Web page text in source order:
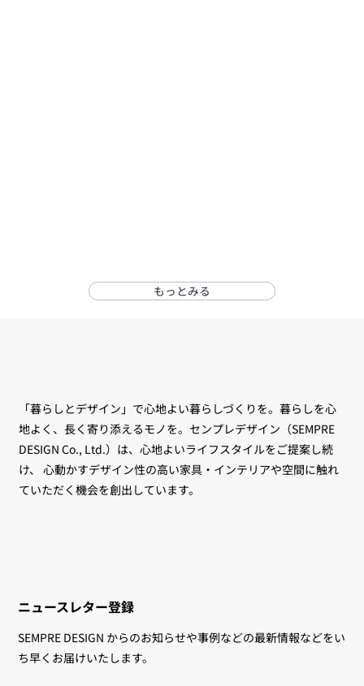
もっとみる
「暮らしとデザイン」で心地よい暮らしづくりを。暮らしを心
地よく、長く寄り添えるモノを。センプレデザイン（SEMPRE
DESIGN Co., Ltd.）は、心地よいライフスタイルをご提案し続
け、 心動かすデザイン性の高い家具・インテリアや空間に触れ
ていただく機会を創出しています。
ニュースレター登録
SEMPRE DESIGN からのお知らせや事例などの最新情報などをい
ち早くお届けいたします。